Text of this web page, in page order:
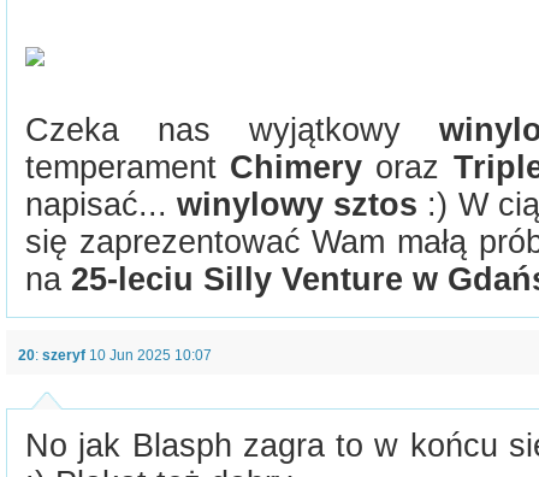
Czeka nas wyjątkowy
temperament Chimery oraz
napisać...winylowy sztos :) W
się zaprezentować Wam małą
na 25-leciu Silly Venture w
20: szeryf 10 Jun 2025 10:07
No jak Blasph zagra to w końcu